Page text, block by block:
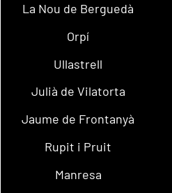
La Nou de Berguedà
Orpí
Ullastrell
Julià de Vilatorta
Jaume de Frontanyà
Rupit i Pruit
Manresa